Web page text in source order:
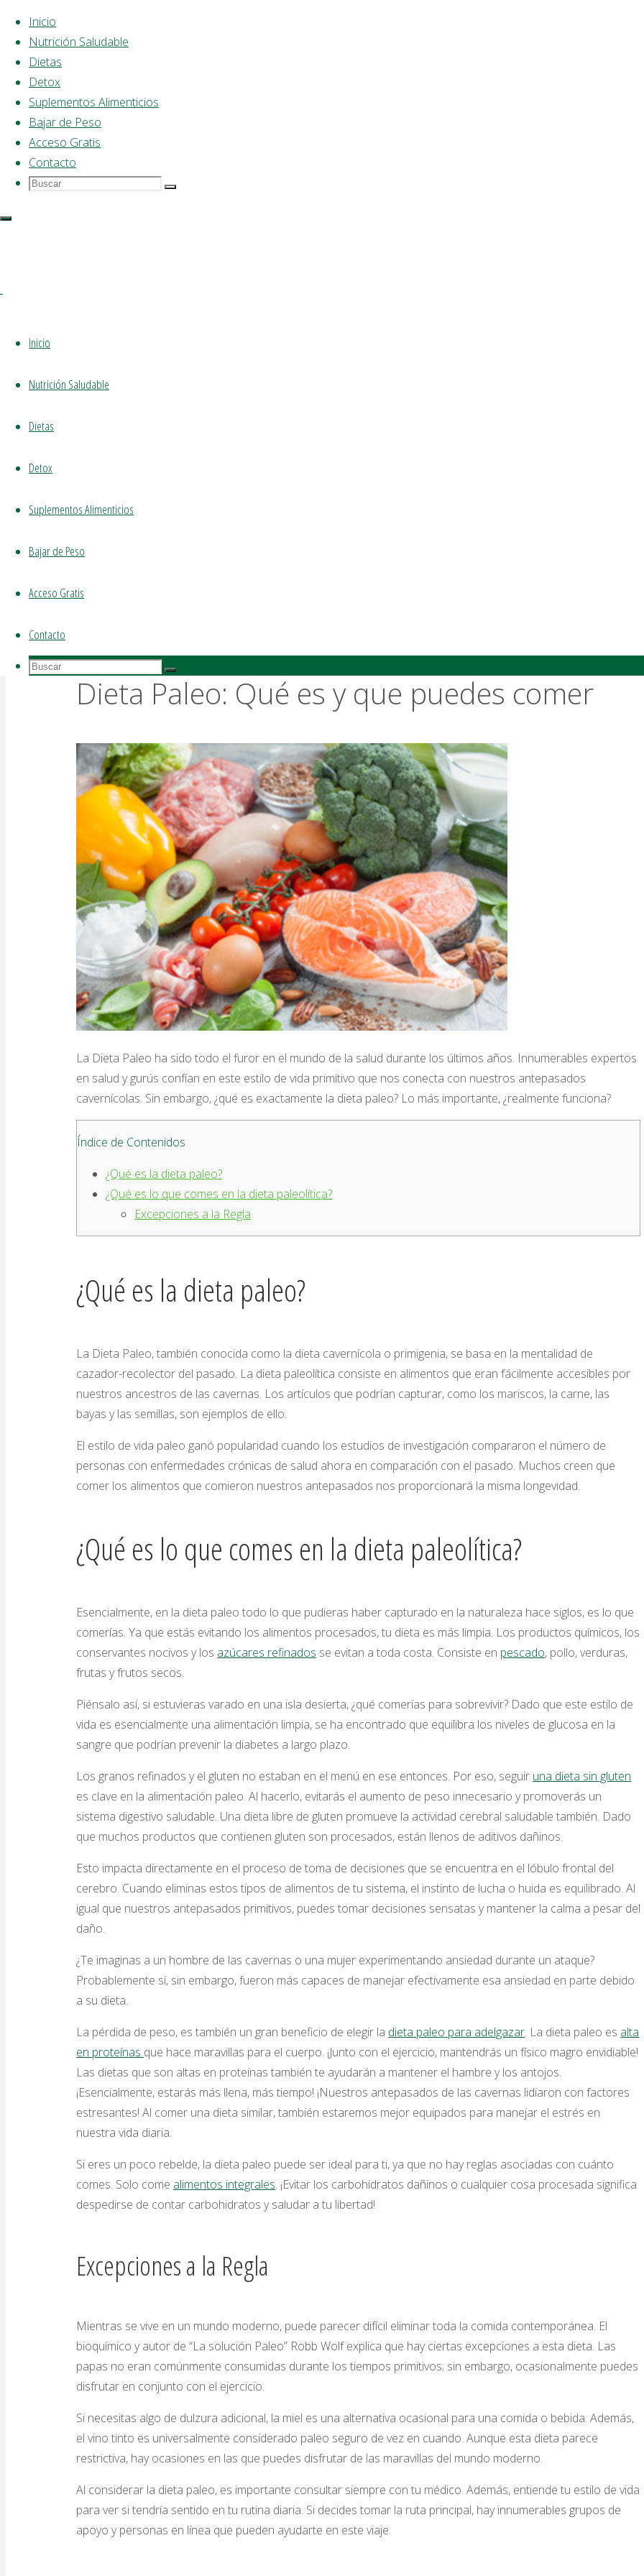
Saltar
contenido
Inicio
Nutrición Saludable
Dietas
Detox
Suplementos Alimenticios
Bajar de Peso
Acceso Gratis
Contacto
Buscar
Buscar:
Buscar
Inicio
Nutrición Saludable
Dietas
Detox
Suplementos Alimenticios
Bajar de Peso
Acceso Gratis
Contacto
Buscar
Buscar:
Buscar
de
Dieta Paleo: Qué es y que puedes comer
La Dieta Paleo ha sido todo el furor en el mundo de la salud durante los últimos años. Innumerables expertos
en salud y gurús confían en este estilo de vida primitivo que nos conecta con nuestros antepasados ​​
cavernícolas. Sin embargo, ¿qué es exactamente la dieta paleo? Lo más importante, ¿realmente funciona?
Índice de Contenidos
¿Qué es la dieta paleo?
¿Qué es lo que comes en la dieta paleolítica?
Excepciones a la Regla
¿Qué es la dieta paleo?
La Dieta Paleo, también conocida como la dieta cavernícola o primigenia, se basa en la mentalidad de
cazador-recolector del pasado. La dieta paleolítica consiste en alimentos que eran fácilmente accesibles por
nuestros ancestros de las cavernas. Los artículos que podrían capturar, como los mariscos, la carne, las
bayas y las semillas, son ejemplos de ello.
El estilo de vida paleo ganó popularidad cuando los estudios de investigación compararon el número de
personas con enfermedades crónicas de salud ahora en comparación con el pasado. Muchos creen que
comer los alimentos que comieron nuestros antepasados ​​nos proporcionará la misma longevidad.
¿Qué es lo que comes en la dieta paleolítica?
Esencialmente, en la dieta paleo todo lo que pudieras haber capturado en la naturaleza hace siglos, es lo que
comerías. Ya que estás evitando los alimentos procesados, tu dieta es más limpia. Los productos químicos, los
conservantes nocivos y los azúcares refinados se evitan a toda costa. Consiste en pescado, pollo, verduras,
frutas y frutos secos.
Piénsalo así, si estuvieras varado en una isla desierta, ¿qué comerías para sobrevivir? Dado que este estilo de
vida es esencialmente una alimentación limpia, se ha encontrado que equilibra los niveles de glucosa en la
sangre que podrían prevenir la diabetes a largo plazo.
Los granos refinados y el gluten no estaban en el menú en ese entonces. Por eso, seguir una dieta sin gluten
es clave en la alimentación paleo. Al hacerlo, evitarás el aumento de peso innecesario y promoverás un
sistema digestivo saludable. Una dieta libre de gluten promueve la actividad cerebral saludable también. Dado
que muchos productos que contienen gluten son procesados, están llenos de aditivos dañinos.
Esto impacta directamente en el proceso de toma de decisiones que se encuentra en el lóbulo frontal del
cerebro. Cuando eliminas estos tipos de alimentos de tu sistema, el instinto de lucha o huida es equilibrado. Al
igual que nuestros antepasados ​​primitivos, puedes tomar decisiones sensatas y mantener la calma a pesar del
daño.
¿Te imaginas a un hombre de las cavernas o una mujer experimentando ansiedad durante un ataque?
Probablemente sí, sin embargo, fueron más capaces de manejar efectivamente esa ansiedad en parte debido
a su dieta.
La pérdida de peso, es también un gran beneficio de elegir la dieta paleo para adelgazar. La dieta paleo es alta
en proteínas que hace maravillas para el cuerpo. ¡Junto con el ejercicio, mantendrás un físico magro envidiable!
Las dietas que son altas en proteínas también te ayudarán a mantener el hambre y los antojos.
¡Esencialmente, estarás más llena, más tiempo! ¡Nuestros antepasados ​​de las cavernas lidiaron con factores
estresantes! Al comer una dieta similar, también estaremos mejor equipados para manejar el estrés en
nuestra vida diaria.
Si eres un poco rebelde, la dieta paleo puede ser ideal para ti, ya que no hay reglas asociadas con cuánto
comes. Solo come alimentos integrales. ¡Evitar los carbohidratos dañinos o cualquier cosa procesada significa
despedirse de contar carbohidratos y saludar a tu libertad!
Excepciones a la Regla
Mientras se vive en un mundo moderno, puede parecer difícil eliminar toda la comida contemporánea. El
bioquímico y autor de “La solución Paleo” Robb Wolf explica que hay ciertas excepciones a esta dieta. Las
papas no eran comúnmente consumidas durante los tiempos primitivos; sin embargo, ocasionalmente puedes
disfrutar en conjunto con el ejercicio.
Si necesitas algo de dulzura adicional, la miel es una alternativa ocasional para una comida o bebida. Además,
el vino tinto es universalmente considerado paleo seguro de vez en cuando. Aunque esta dieta parece
restrictiva, hay ocasiones en las que puedes disfrutar de las maravillas del mundo moderno.
Al considerar la dieta paleo, es importante consultar siempre con tu médico. Además, entiende tu estilo de vida
para ver si tendría sentido en tu rutina diaria. Si decides tomar la ruta principal, hay innumerables grupos de
apoyo y personas en línea que pueden ayudarte en este viaje.